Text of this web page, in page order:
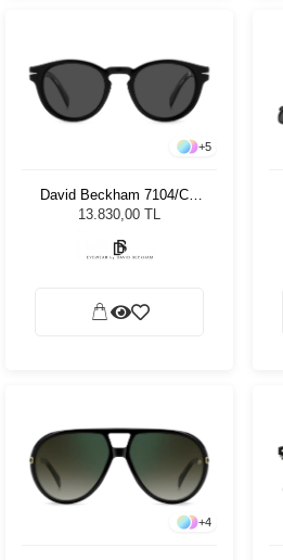
+5
David Beckham 7104/CS
80749 Unisex Güneş
13.830,00 TL
+4